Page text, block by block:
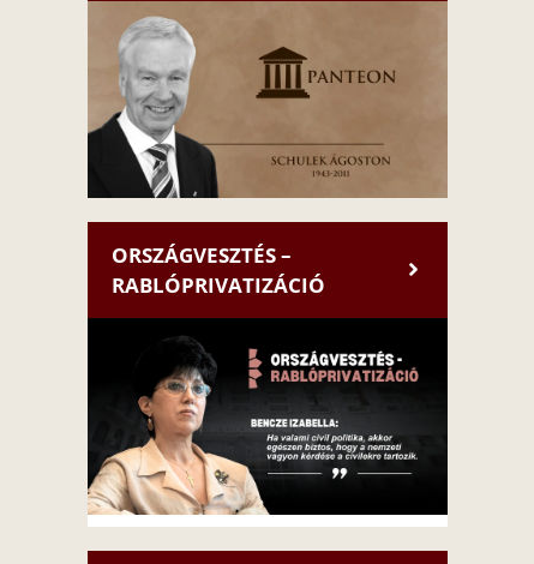
ORSZÁGVESZTÉS –
RABLÓPRIVATIZÁCIÓ